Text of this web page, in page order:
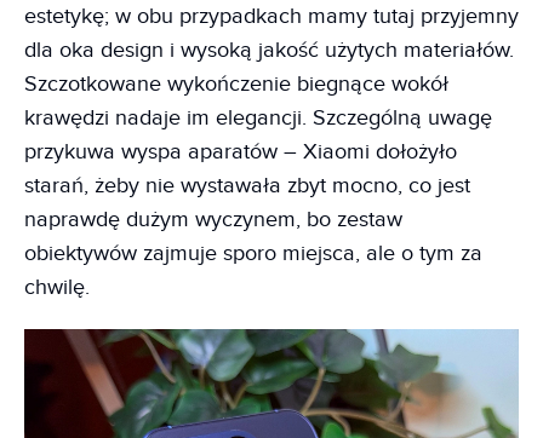
estetykę; w obu przypadkach mamy tutaj przyjemny
dla oka design i wysoką jakość użytych materiałów.
Szczotkowane wykończenie biegnące wokół
krawędzi nadaje im elegancji. Szczególną uwagę
przykuwa wyspa aparatów – Xiaomi dołożyło
starań, żeby nie wystawała zbyt mocno, co jest
naprawdę dużym wyczynem, bo zestaw
obiektywów zajmuje sporo miejsca, ale o tym za
chwilę.